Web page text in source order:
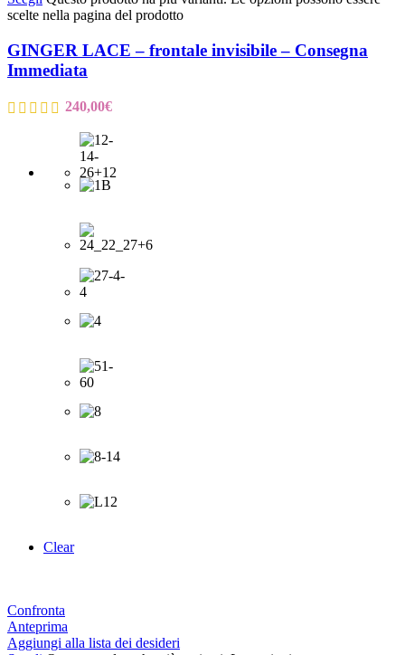
scelte nella pagina del prodotto
GINGER LACE – frontale invisibile – Consegna
Immediata
240,00€
Clear
Confronta
Anteprima
Aggiungi alla lista dei desideri